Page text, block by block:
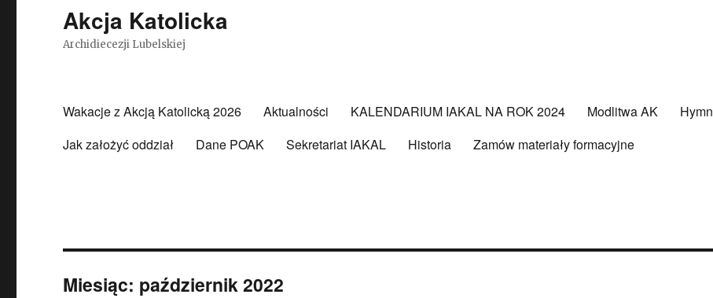
Akcja Katolicka
Archidiecezji Lubelskiej
Wakacje z Akcją Katolicką 2026 Aktualności KALENDARIUM IAKAL NA ROK 2024 Modlitwa AK Hymn
Jak założyć oddział
Dane POAK Sekretariat IAKAL Historia Zamów materiały formacyjne
Miesiąc: październik 2022